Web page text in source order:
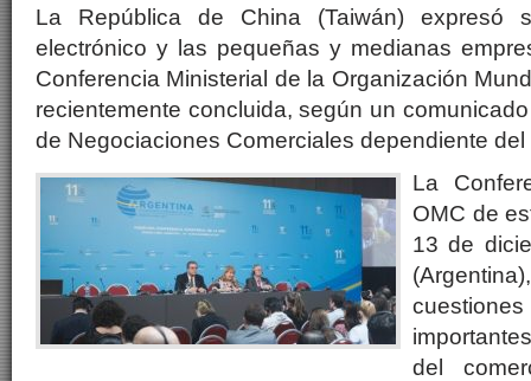
La República de China (Taiwán) expresó
electrónico y las pequeñas y medianas
Conferencia Ministerial de la Organización
recientemente concluida, según un
de Negociaciones Comerciales dependiente
La
OMC de
13 de
del